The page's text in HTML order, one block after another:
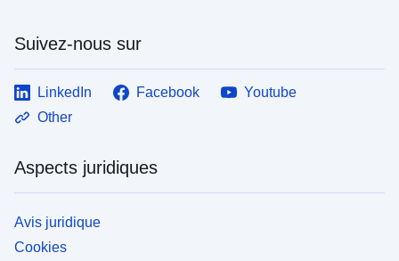
Suivez-nous sur
LinkedIn Facebook
Youtube
Other
Aspects juridiques
Avis juridique
Cookies